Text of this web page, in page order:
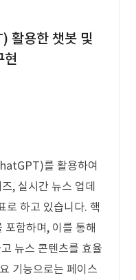
용한 챗봇 및
현
를 활용하여
, 실시간 뉴스 업데
로 하고 있습니다. 핵
함하며, 이를 통해
뉴스 콘텐츠를 효율
기능으로는 페이스